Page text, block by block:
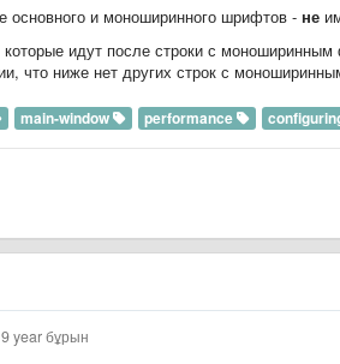
основного и моноширинного шрифтов - не
идут после строки с
что ниже нет других строк с
main-window performance
9 year бұрын